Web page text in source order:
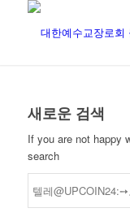
새로운 검색
If you are not happy
search